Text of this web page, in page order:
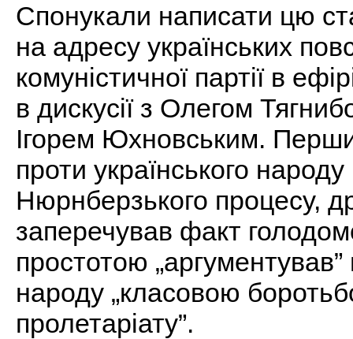
Спонукали написати цю
на адресу українських
комуністичної партії в
в дискусії з Олегом
Ігорем Юхновським.
проти українського
Нюрнберзького процесу,
заперечував факт
простотою
народу „класовою
пролетаріату”.